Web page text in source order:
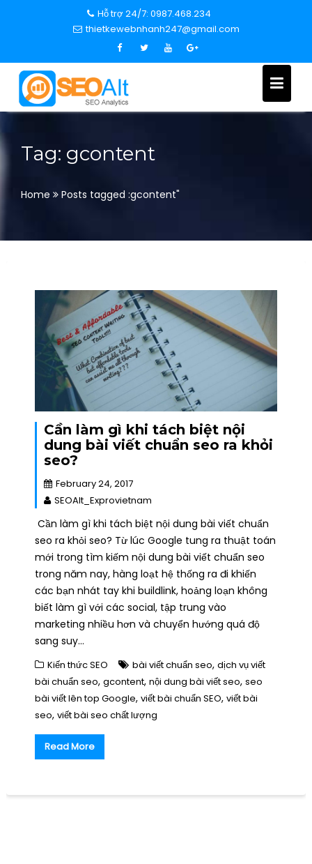
c
n
Hỗ trợ 24/7: 0987.468.234
thietkewebnhanh247@gmail.com
Tag: gcontent
Home Posts tagged :gcontent"
Cần làm gì khi tách biệt nội
dung bài viết chuẩn seo ra khỏi
seo?
February 24, 2017
SEOAlt_Exprovietnam
Cần làm gì khi tách biệt nội dung bài viết chuẩn
seo ra khỏi seo? Từ lúc Google tung ra thuật toán
mới trong tìm kiếm nội dung bài viết chuẩn seo
trong năm nay, hàng loạt hệ thống ra đi khiến
các bạn nhát tay khi buildlink, hoảng loạn không
biết làm gì với các social, tập trung vào
marketing nhiều hơn và chuyển hướng quá độ
sang suy…
Kiến thức SEO bài viết chuẩn seo, dịch vụ viết
bài chuẩn seo, gcontent, nội dung bài viết seo, seo
bài viết lên top Google, viết bài chuẩn SEO, viết bài
seo, viết bài seo chất lượng
Read More